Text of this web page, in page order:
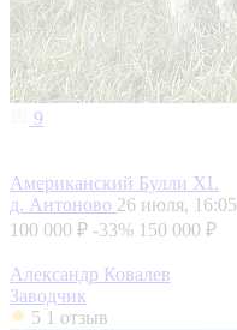
9
Американский Булли XL
д. Антоново 26 июля, 16:05
100 000 ₽ -33% 150 000 ₽
Александр Ковалев
Заводчик
5 1 отзыв